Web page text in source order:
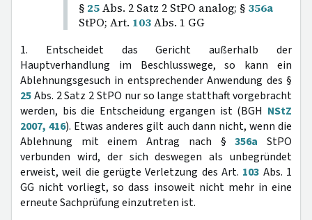
§ 25Abs. 2 Satz 2 StPO analog; § 356a
StPO; Art. 103Abs. 1 GG
1. Entscheidet das Gericht außerhalb der
Hauptverhandlung im Beschlusswege, so kann ein
Ablehnungsgesuch in entsprechender Anwendung des §
25Abs. 2 Satz 2 StPO nur so lange statthaft vorgebracht
werden, bis die Entscheidung ergangen ist (BGH NStZ
2007, 416). Etwas anderes gilt auch dann nicht, wenn die
Ablehnung mit einem Antrag nach §356a StPO
verbunden wird, der sich deswegen als unbegründet
erweist, weil die gerügte Verletzung des Art. 103 Abs. 1
GG nicht vorliegt, so dass insoweit nicht mehr in eine
erneute Sachprüfung einzutreten ist.